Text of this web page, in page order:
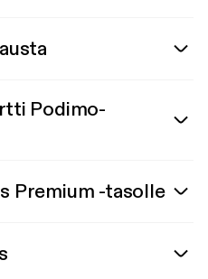
Podimo-
Premium -tasolle